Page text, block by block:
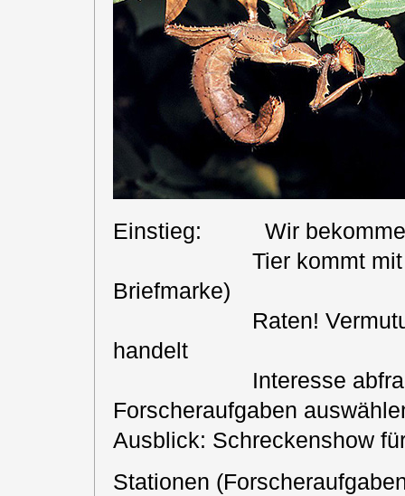
Einstieg: Wir
Tier kommt mit der
Briefmarke)
Raten!
handelt
Interesse
Forscheraufgaben
Ausblick: Schreckenshow
Stationen